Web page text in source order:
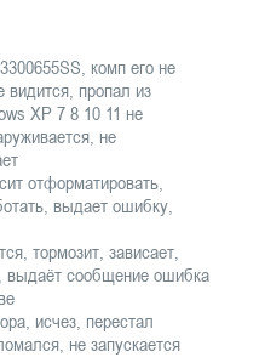
комп его не
видится, пропал из
XP 7 8 10 11 не
не
отформатировать,
выдает ошибку,
тормозит, зависает,
выдаёт сообщение ошибка
исчез, перестал
не запускается